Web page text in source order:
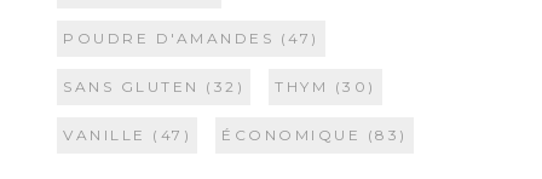
POUDRE D'AMANDES (47)
SANS GLUTEN (32) THYM (30)
VANILLE (47) ÉCONOMIQUE (83)